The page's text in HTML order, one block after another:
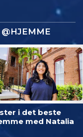
i det beste
med Natalia